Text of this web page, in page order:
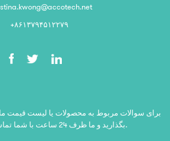
‎+۸۶۱۳۷۹۴۵۱۲۲۷۹‎
برای سوالات مربوط به محصولات یا لیست قیمت
بگذارید و ما ظرف 24 ساعت با شما تماس خواهیم گرفت.